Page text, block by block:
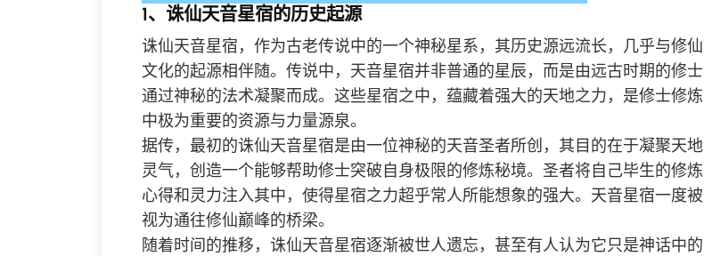
1、诛仙天音星宿的历史起源
诛仙天音星宿，作为古老传说中的一个神秘星系，其历史源远流长，几乎与修仙
文化的起源相伴随。传说中，天音星宿并非普通的星辰，而是由远古时期的修士
通过神秘的法术凝聚而成。这些星宿之中，蕴藏着强大的天地之力，是修士修炼
中极为重要的资源与力量源泉。
据传，最初的诛仙天音星宿是由一位神秘的天音圣者所创，其目的在于凝聚天地
灵气，创造一个能够帮助修士突破自身极限的修炼秘境。圣者将自己毕生的修炼
心得和灵力注入其中，使得星宿之力超乎常人所能想象的强大。天音星宿一度被
视为通往修仙巅峰的桥梁。
随着时间的推移，诛仙天音星宿逐渐被世人遗忘，甚至有人认为它只是神话中的